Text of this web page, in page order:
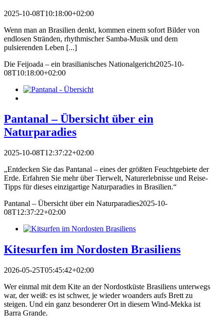
2025-10-08T10:18:00+02:00
Wenn man an Brasilien denkt, kommen einem sofort Bilder von
endlosen Stränden, rhythmischer Samba-Musik und dem
pulsierenden Leben [...]
Die Feijoada – ein brasilianisches Nationalgericht2025-10-
08T10:18:00+02:00
Pantanal – Übersicht über ein
Naturparadies
2025-10-08T12:37:22+02:00
„Entdecken Sie das Pantanal – eines der größten Feuchtgebiete der
Erde. Erfahren Sie mehr über Tierwelt, Naturerlebnisse und Reise-
Tipps für dieses einzigartige Naturparadies in Brasilien.“
Pantanal – Übersicht über ein Naturparadies2025-10-
08T12:37:22+02:00
Kitesurfen im Nordosten Brasiliens
2026-05-25T05:45:42+02:00
Wer einmal mit dem Kite an der Nordostküste Brasiliens unterwegs
war, der weiß: es ist schwer, je wieder woanders aufs Brett zu
steigen. Und ein ganz besonderer Ort in diesem Wind-Mekka ist
Barra Grande.